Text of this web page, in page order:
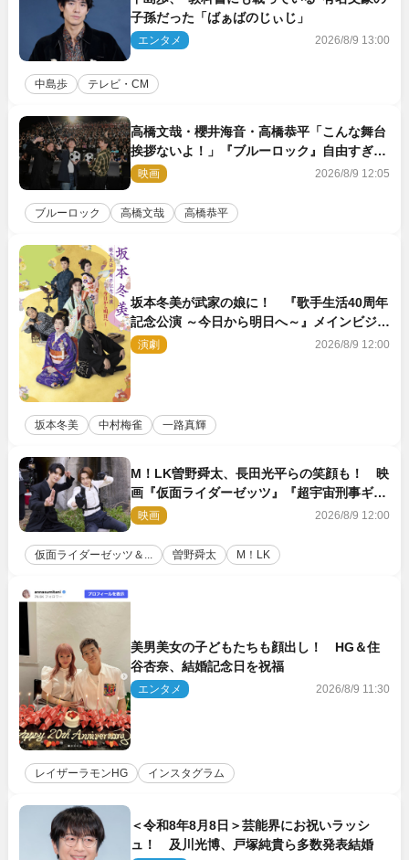
子孫だった「ばぁばのじぃじ」
エンタメ 2026/8/9 13:00
中島歩 テレビ・CM
高橋文哉・櫻井海音・高橋恭平「こんな舞台
挨拶ないよ！」『ブルーロック』自由すぎる
イベントレポート
映画 2026/8/9 12:05
ブルーロック 高橋文哉 高橋恭平
坂本冬美が武家の娘に！ 『歌手生活40周年
記念公演 ～今日から明日へ～』メインビジュ
アル公開
演劇 2026/8/9 12:00
坂本冬美 中村梅雀 一路真輝
M！LK曽野舜太、長田光平らの笑顔も！ 映
画『仮面ライダーゼッツ』『超宇宙刑事ギャ
バン インフィニティ』オフショット到着
映画 2026/8/9 12:00
仮面ライダーゼッツ＆... 曽野舜太 M！LK
美男美女の子どもたちも顔出し！ HG＆住
谷杏奈、結婚記念日を祝福
エンタメ 2026/8/9 11:30
レイザーラモンHG インスタグラム
＜令和8年8月8日＞芸能界にお祝いラッシ
ュ！ 及川光博、戸塚純貴ら多数発表結婚